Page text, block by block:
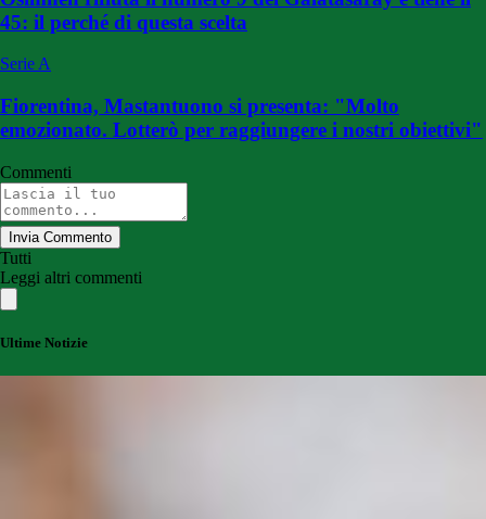
45: il perché di questa scelta
Serie A
Fiorentina, Mastantuono si presenta: "Molto
emozionato. Lotterò per raggiungere i nostri obiettivi"
Commenti
Invia Commento
Tutti
Leggi altri commenti
Ultime Notizie